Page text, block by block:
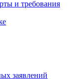
и требования
заявлений